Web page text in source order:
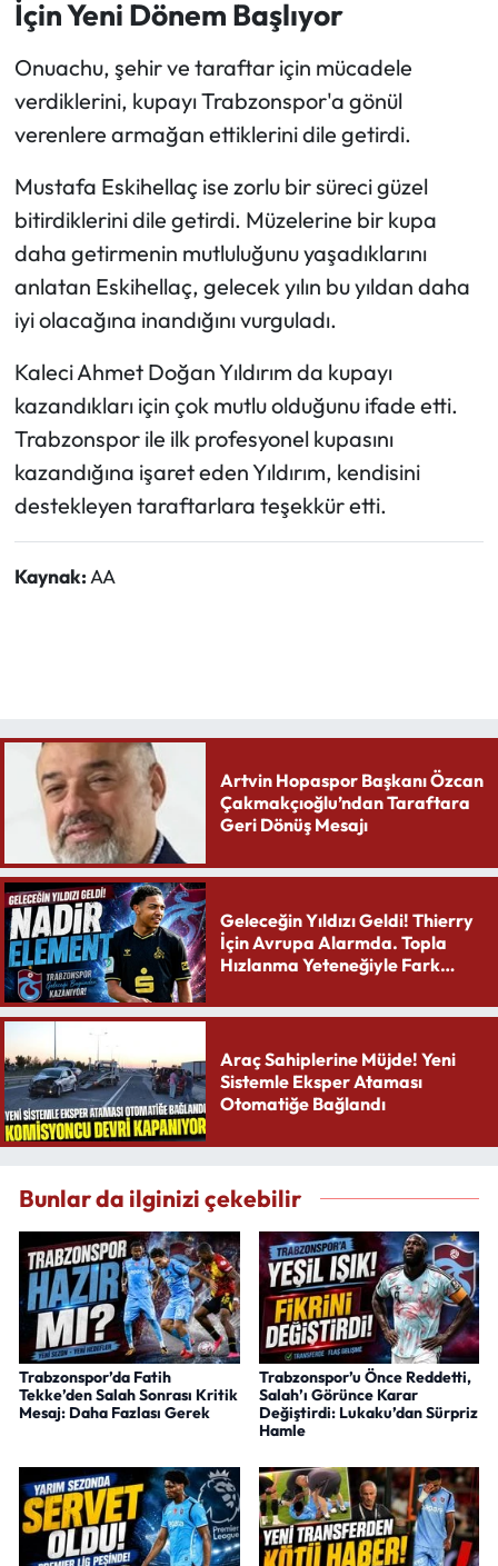
İçin Yeni Dönem Başlıyor
Onuachu, şehir ve taraftar için mücadele
verdiklerini, kupayı Trabzonspor'a gönül
verenlere armağan ettiklerini dile getirdi.
Mustafa Eskihellaç ise zorlu bir süreci güzel
bitirdiklerini dile getirdi. Müzelerine bir kupa
daha getirmenin mutluluğunu yaşadıklarını
anlatan Eskihellaç, gelecek yılın bu yıldan daha
iyi olacağına inandığını vurguladı.
Kaleci Ahmet Doğan Yıldırım da kupayı
kazandıkları için çok mutlu olduğunu ifade etti.
Trabzonspor ile ilk profesyonel kupasını
kazandığına işaret eden Yıldırım, kendisini
destekleyen taraftarlara teşekkür etti.
Kaynak:AA
Artvin Hopaspor Başkanı Özcan
Çakmakçıoğlu’ndan Taraftara
Geri Dönüş Mesajı
Geleceğin Yıldızı Geldi! Thierry
İçin Avrupa Alarmda. Topla
Hızlanma Yeteneğiyle Fark
Araç Sahiplerine Müjde! Yeni
Sistemle Eksper Ataması
Otomatiğe Bağlandı
Bunlar da ilginizi çekebilir
Trabzonspor’da Fatih
Tekke’den Salah Sonrası Kritik
Mesaj: Daha Fazlası Gerek
Trabzonspor’u Önce Reddetti,
Salah’ı Görünce Karar
Değiştirdi: Lukaku’dan Sürpriz
Hamle